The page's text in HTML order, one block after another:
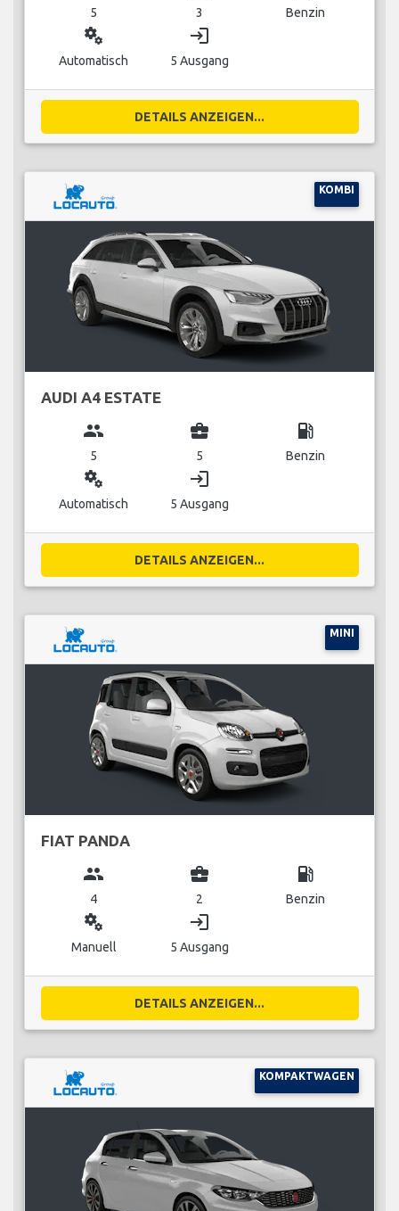
5 3 Benzin
miscellaneous_services
Automatisch
login
5 Ausgang
DETAILS ANZEIGEN...
KOMBI
AUDI A4 ESTATE
group
5
business_center
5
local_gas_station
Benzin
miscellaneous_services
Automatisch
login
5 Ausgang
DETAILS ANZEIGEN...
MINI
FIAT PANDA
group
4
business_center
2
local_gas_station
Benzin
miscellaneous_services
Manuell
login
5 Ausgang
DETAILS ANZEIGEN...
KOMPAKTWAGEN